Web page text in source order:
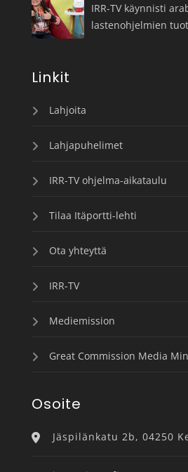
IRR-TV käynnisti
lastenohjelmien
Linkit
Lahjoita
Lahjapuhelimet
IRR-TV ohjelma-aikataulu
Tilaa Itäportti-lehti
Ota yhteyttä
IRR-TV
Mediemission
Great Commission Media
Osoite
Jäspilänkatu 2b, 04250